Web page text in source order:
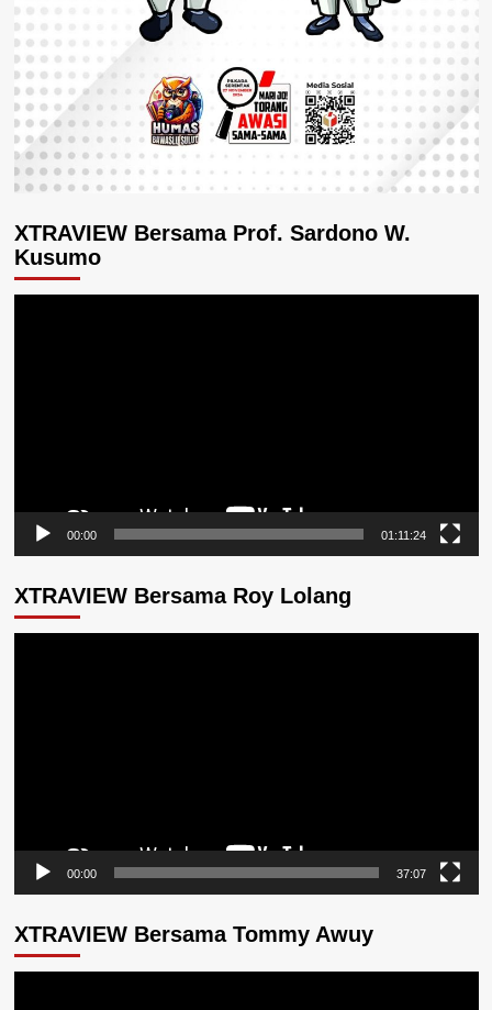
XTRAVIEW Bersama Prof. Sardono W.
Kusumo
00:00 01:11:24
XTRAVIEW Bersama Roy Lolang
00:00 37:07
XTRAVIEW Bersama Tommy Awuy